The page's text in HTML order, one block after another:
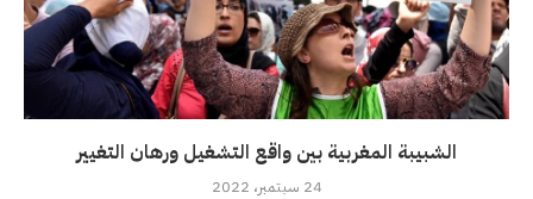
الشبيبة المغربية بين واقع التشغيل ورهان التغيير
24 سبتمبر، 2022